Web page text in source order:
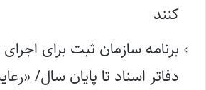
کنند
برنامه سازمان ثبت برای
دفاتر اسناد تا پایان سال/